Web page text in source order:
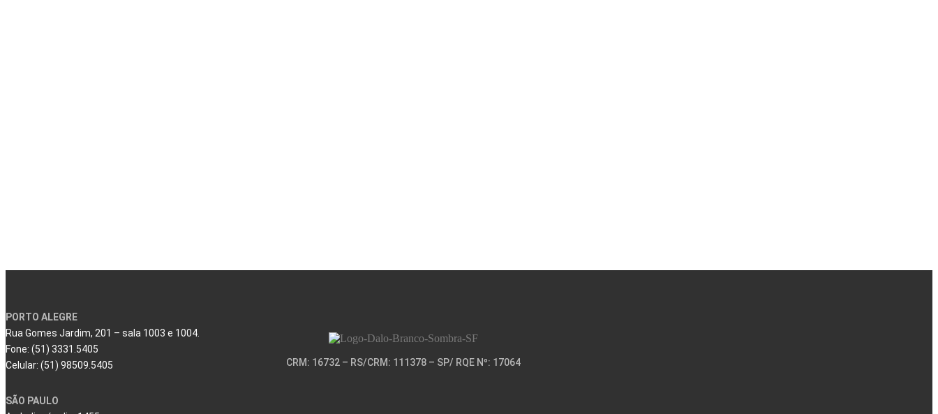
PORTO ALEGRE
Rua Gomes Jardim, 201 – sala 1003 e 1004.
Fone: (51) 3331.5405
Celular: (51) 98509.5405
SÃO PAULO
CRM: 16732 – RS/CRM: 111378 – SP/ RQE Nº: 17064